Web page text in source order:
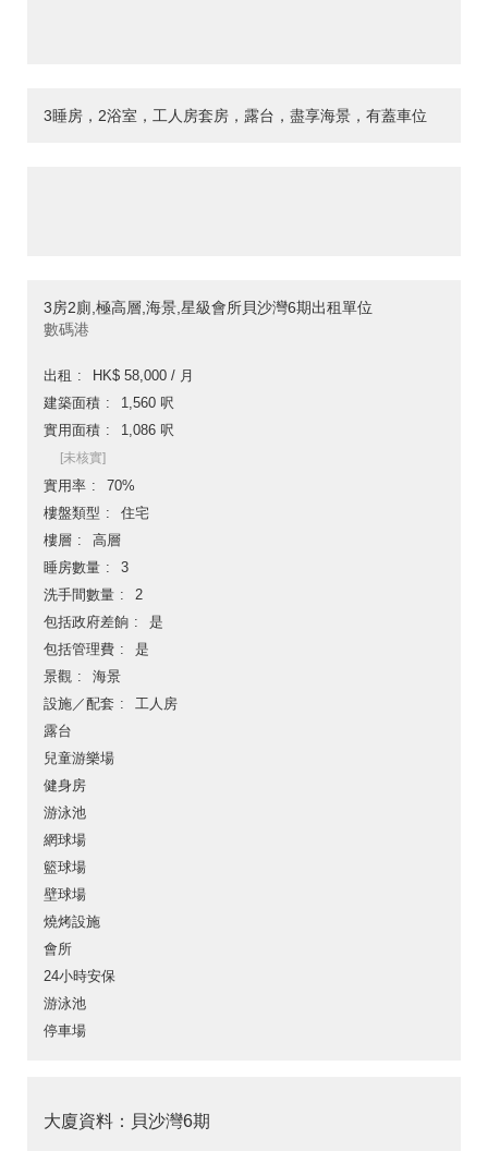
3睡房，2浴室，工人房套房，露台，盡享海景，有蓋車位
3房2廁,極高層,海景,星級會所貝沙灣6期出租單位
數碼港
出租
HK$ 58,000 / 月
建築面積
1,560 呎
實用面積
1,086 呎
[未核實]
實用率
70%
樓盤類型
住宅
樓層
高層
睡房數量
3
洗手間數量
2
包括政府差餉
是
包括管理費
是
景觀
海景
設施／配套
工人房
露台
兒童游樂場
健身房
游泳池
網球場
籃球場
壁球場
燒烤設施
會所
24小時安保
游泳池
停車場
大廈資料：貝沙灣6期